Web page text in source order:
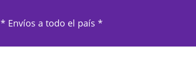
* Envíos a todo el país *